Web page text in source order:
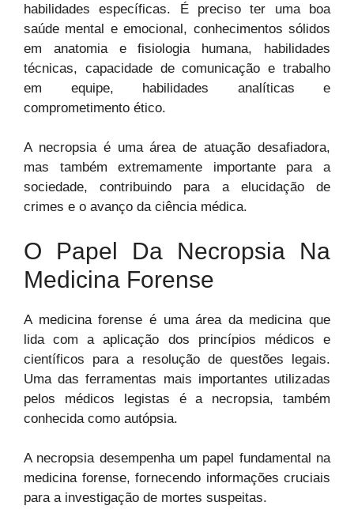
habilidades específicas. É preciso ter uma boa
saúde mental e emocional, conhecimentos sólidos
em anatomia e fisiologia humana, habilidades
técnicas, capacidade de comunicação e trabalho
em equipe, habilidades analíticas e
comprometimento ético.
A necropsia é uma área de atuação desafiadora,
mas também extremamente importante para a
sociedade, contribuindo para a elucidação de
crimes e o avanço da ciência médica.
O Papel Da Necropsia Na
Medicina Forense
A medicina forense é uma área da medicina que
lida com a aplicação dos princípios médicos e
científicos para a resolução de questões legais.
Uma das ferramentas mais importantes utilizadas
pelos médicos legistas é a necropsia, também
conhecida como autópsia.
A necropsia desempenha um papel fundamental na
medicina forense, fornecendo informações cruciais
para a investigação de mortes suspeitas.